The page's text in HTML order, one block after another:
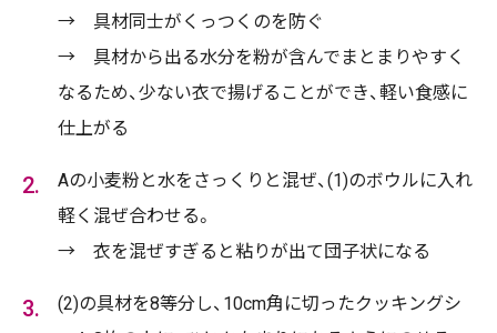
→ 具材同士がくっつくのを防ぐ
→ 具材から出る水分を粉が含んでまとまりやすく
なるため、少ない衣で揚げることができ、軽い食感に
仕上がる
Aの小麦粉と水をさっくりと混ぜ、(1)のボウルに入れ
軽く混ぜ合わせる。
→ 衣を混ぜすぎると粘りが出て団子状になる
(2)の具材を8等分し、10cm角に切ったクッキングシ